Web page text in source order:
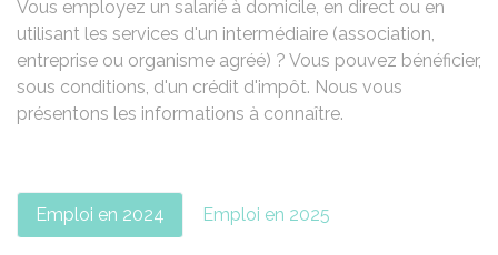
Vous employez un salarié à domicile, en direct ou en
utilisant les services d'un intermédiaire (association,
entreprise ou organisme agréé) ? Vous pouvez bénéficier,
sous conditions, d'un crédit d'impôt. Nous vous
présentons les informations à connaître.
Emploi en 2024 Emploi en 2025